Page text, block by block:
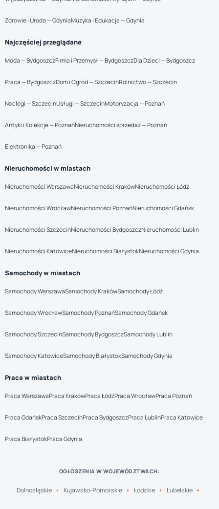
Zdrowie i Uroda — GdyniaMuzyka i Edukacja — Gdynia
Najczęściej przeglądane
Moda — BydgoszczFirma i Przemysł — BydgoszczDla Dzieci — Bydgoszcz
Praca — BydgoszczDom i Ogród — SzczecinRolnictwo — Szczecin
Noclegi — SzczecinUsługi — SzczecinMotoryzacja — Poznań
Antyki i Kolekcje — PoznańNieruchomości sprzedaż — Poznań
Elektronika — Poznań
Nieruchomości w miastach
Nieruchomości WarszawaNieruchomości KrakówNieruchomości Łódź
Nieruchomości WrocławNieruchomości PoznańNieruchomości Gdańsk
Nieruchomości SzczecinNieruchomości BydgoszczNieruchomości Lublin
Nieruchomości KatowiceNieruchomości BiałystokNieruchomości Gdynia
Samochody w miastach
Samochody WarszawaSamochody KrakówSamochody Łódź
Samochody WrocławSamochody PoznańSamochody Gdańsk
Samochody SzczecinSamochody BydgoszczSamochody Lublin
Samochody KatowiceSamochody BiałystokSamochody Gdynia
Praca w miastach
Praca WarszawaPraca KrakówPraca ŁódźPraca WrocławPraca Poznań
Praca GdańskPraca SzczecinPraca BydgoszczPraca LublinPraca Katowice
Praca BiałystokPraca Gdynia
OGŁOSZENIA W WOJEWÓDZTWACH:
Dolnośląskie Kujawsko-Pomorskie Łódzkie Lubelskie